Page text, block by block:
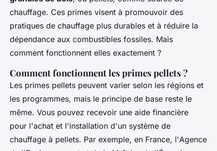
chauffage. Ces primes visent à promouvoir des
pratiques de chauffage plus durables et à réduire la
dépendance aux combustibles fossiles. Mais
comment fonctionnent elles exactement ?
Comment fonctionnent les primes pellets ?
Les primes pellets peuvent varier selon les régions et
les programmes, mais le principe de base reste le
même. Vous pouvez recevoir une aide financière
pour l'achat et l'installation d'un système de
chauffage à pellets. Par exemple, en France, l'Agence